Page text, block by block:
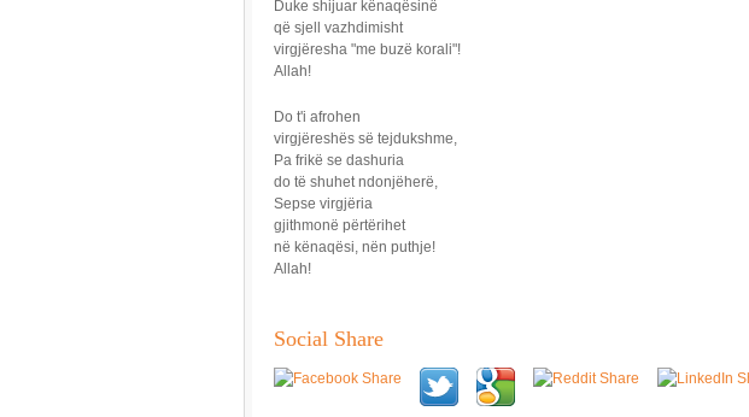
Duke shijuar kënaqësinë
që sjell vazhdimisht
virgjëresha "me buzë korali"!
Allah!
Do t'i afrohen
virgjëreshës së tejdukshme,
Pa frikë se dashuria
do të shuhet ndonjëherë,
Sepse virgjëria
gjithmonë përtërihet
në kënaqësi, nën puthje!
Allah!
Social Share